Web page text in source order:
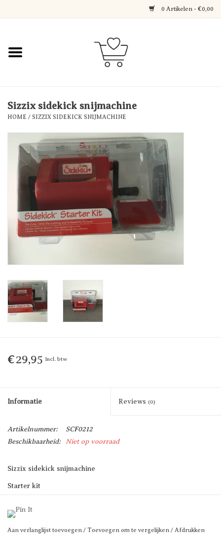
0 Artikelen - €0,00
Home
Decoratie
Over Axelle & Din Hobby
Corner
Sizzix sidekick snijmachine
HOME / SIZZIX SIDEKICK SNIJMACHINE
€29,95 Incl. btw
Informatie Reviews (0)
Artikelnummer:
SCF0212
Beschikbaarheid:
Niet op voorraad
Sizzix sidekick snijmachine
Starter kit
Aan verlanglijst toevoegen / Toevoegen om te vergelijken / Afdrukken